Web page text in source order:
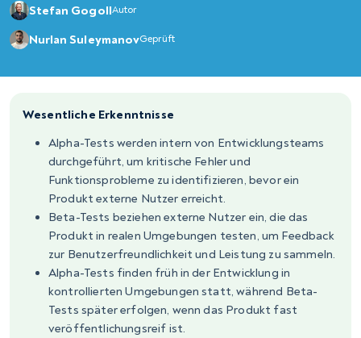
Stefan GogollAutor
Nurlan SuleymanovGeprüft
Wesentliche Erkenntnisse
Alpha-Tests werden intern von Entwicklungsteams
durchgeführt, um kritische Fehler und
Funktionsprobleme zu identifizieren, bevor ein
Produkt externe Nutzer erreicht.
Beta-Tests beziehen externe Nutzer ein, die das
Produkt in realen Umgebungen testen, um Feedback
zur Benutzerfreundlichkeit und Leistung zu sammeln.
Alpha-Tests finden früh in der Entwicklung in
kontrollierten Umgebungen statt, während Beta-
Tests später erfolgen, wenn das Produkt fast
veröffentlichungsreif ist.